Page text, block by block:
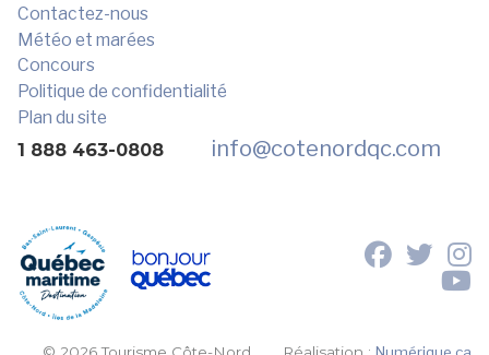
Contactez-nous
Météo et marées
Concours
Politique de confidentialité
Plan du site
1 888 463-0808 info@cotenordqc.com